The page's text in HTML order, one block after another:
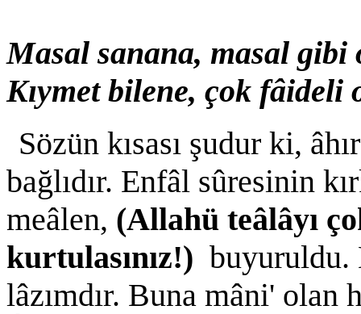
Masal sanana, masal gibi
Kıymet bilene, çok fâideli
Sözün kısası şudur ki,
bağlıdır. Enfâl sûresinin
meâlen, (Allahü teâlâyı
kurtulasınız!) buyuruldu.
lâzımdır. Buna mâni'